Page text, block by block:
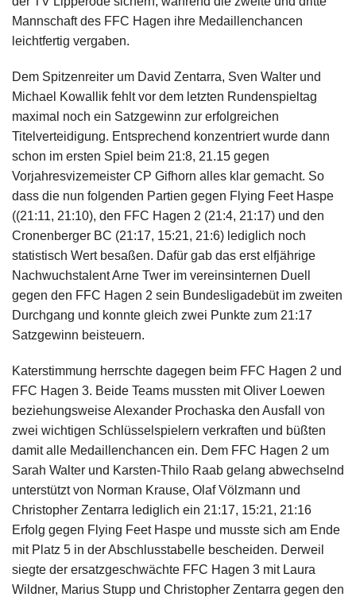
Mannschaft des FFC Hagen ihre Medaillenchancen
leichtfertig vergaben.
Dem Spitzenreiter um David Zentarra, Sven Walter und
Michael Kowallik fehlt vor dem letzten Rundenspieltag
maximal noch ein Satzgewinn zur erfolgreichen
Titelverteidigung. Entsprechend konzentriert wurde dann
schon im ersten Spiel beim 21:8, 21.15 gegen
Vorjahresvizemeister CP Gifhorn alles klar gemacht. So
dass die nun folgenden Partien gegen Flying Feet Haspe
((21:11, 21:10), den FFC Hagen 2 (21:4, 21:17) und den
Cronenberger BC (21:17, 15:21, 21:6) lediglich noch
statistisch Wert besaßen. Dafür gab das erst elfjährige
Nachwuchstalent Arne Twer im vereinsinternen Duell
gegen den FFC Hagen 2 sein Bundesligadebüt im zweiten
Durchgang und konnte gleich zwei Punkte zum 21:17
Satzgewinn beisteuern.
Katerstimmung herrschte dagegen beim FFC Hagen 2 und
FFC Hagen 3. Beide Teams mussten mit Oliver Loewen
beziehungsweise Alexander Prochaska den Ausfall von
zwei wichtigen Schlüsselspielern verkraften und büßten
damit alle Medaillenchancen ein. Dem FFC Hagen 2 um
Sarah Walter und Karsten-Thilo Raab gelang abwechselnd
unterstützt von Norman Krause, Olaf Völzmann und
Christopher Zentarra lediglich ein 21:17, 15:21, 21:16
Erfolg gegen Flying Feet Haspe und musste sich am Ende
mit Platz 5 in der Abschlusstabelle bescheiden. Derweil
siegte der ersatzgeschwächte FFC Hagen 3 mit Laura
Wildner, Marius Stupp und Christopher Zentarra gegen den